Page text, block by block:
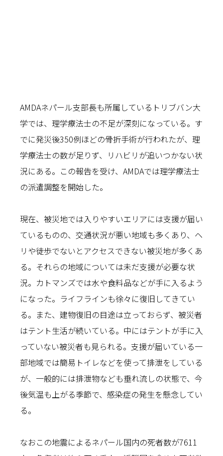
AMDAネパール支部長も所属しているトリブバン大
学では、理学療法士の不足が深刻になっている。す
でに発災後350例ほどの骨折手術が行われたが、理
学療法士の数が足りず、リハビリが追いつかない状
況にある。この報告を受け、AMDAでは理学療法士
の派遣調整を開始した。
現在、被災地では入りやすいエリアには支援が届い
ているものの、交通状況が悪い地域も多くあり、ヘ
リや徒歩でないとアクセスできない被災地が多くあ
る。それらの地域については未だ支援が必要な状
況。カトマンズでは水や食料品などが手に入るよう
になった。ライフラインも徐々に復旧してきてい
る。また、建物復旧の目途は立っておらず、被災者
はテント生活が続いている。中にはテントが手に入
っていない被災者も見られる。支援が届いている一
部地域では簡易トイレなどを使って排泄をしている
が、一般的には排泄物なども垂れ流しの状態で、今
後気温も上がる季節で、感染症の発生を懸念してい
る。
なおこの地震によるネパール国内の死者数が7611